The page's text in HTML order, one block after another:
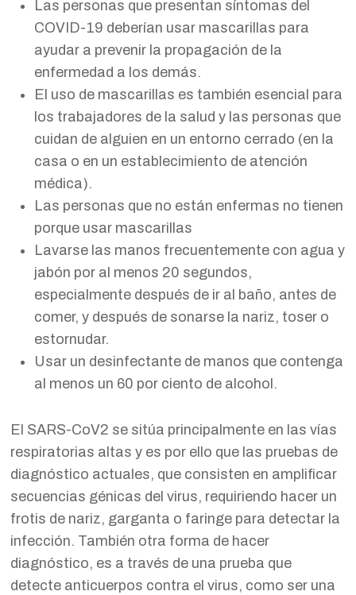
Las personas que presentan síntomas del
COVID-19 deberían usar mascarillas para
ayudar a prevenir la propagación de la
enfermedad a los demás.
El uso de mascarillas es también esencial para
los trabajadores de la salud y las personas que
cuidan de alguien en un entorno cerrado (en la
casa o en un establecimiento de atención
médica).
Las personas que no están enfermas no tienen
porque usar mascarillas
Lavarse las manos frecuentemente con agua y
jabón por al menos 20 segundos,
especialmente después de ir al baño, antes de
comer, y después de sonarse la nariz, toser o
estornudar.
Usar un desinfectante de manos que contenga
al menos un 60 por ciento de alcohol.
El SARS-CoV2 se sitúa principalmente en las vías
respiratorias altas y es por ello que las pruebas de
diagnóstico actuales, que consisten en amplificar
secuencias génicas del virus, requiriendo hacer un
frotis de nariz, garganta o faringe para detectar la
infección. También otra forma de hacer
diagnóstico, es a través de una prueba que
detecte anticuerpos contra el virus, como ser una